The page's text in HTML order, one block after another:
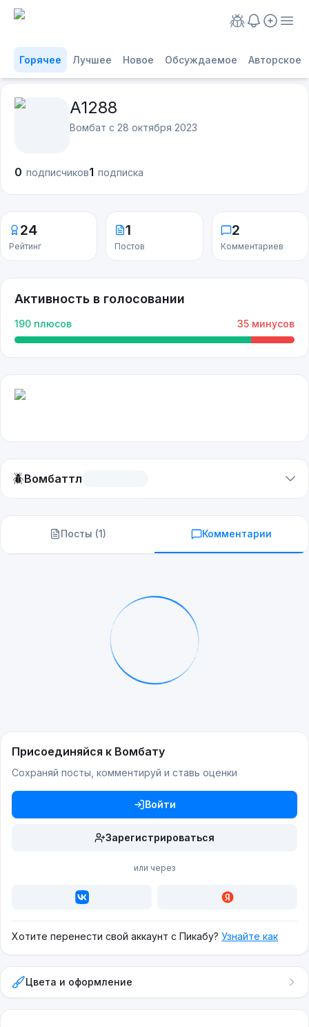
Горячее Лучшее Новое Обсуждаемое Авторское
A1288
Вомбат с 28 октября 2023
0 подписчиков1 подписка
24
Рейтинг
1
Постов
2
Комментариев
Активность в голосовании
190 плюсов 35 минусов
🪲Вомбаттл
Посты (1) Комментарии
Присоединяйся к Вомбату
Сохраняй посты, комментируй и ставь оценки
Войти
Зарегистрироваться
или через
Хотите перенести свой аккаунт с Пикабу? Узнайте как
Цвета и оформление